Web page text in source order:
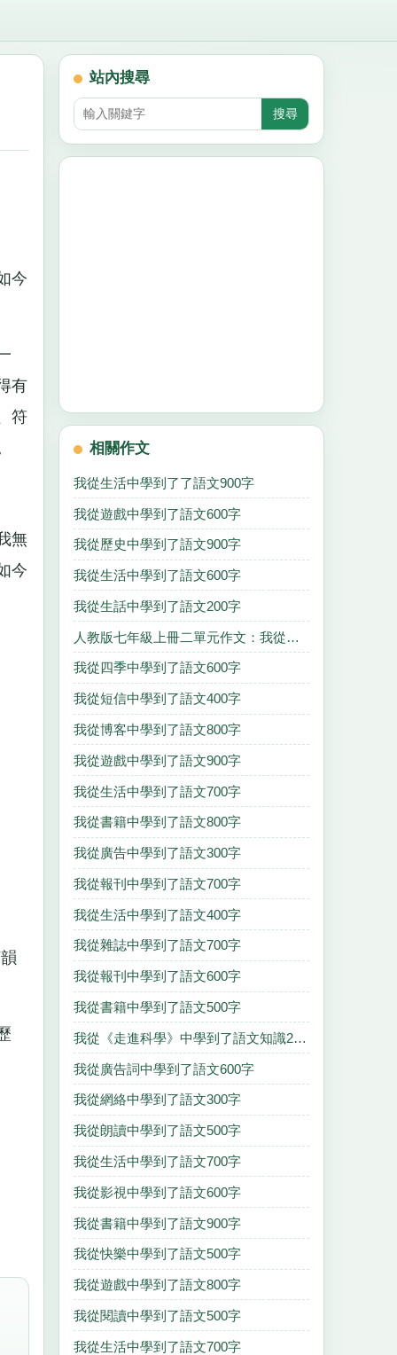
今
有
符
無
今
站內搜尋
相關作文
我從生活中學到了了語文900字
我從遊戲中學到了語文600字
我從歷史中學到了語文900字
我從生活中學到了語文600字
我從生話中學到了語文200字
人教版七年級上冊二單元作文：我從詩中學到了語文1100字
我從四季中學到了語文600字
我從短信中學到了語文400字
我從博客中學到了語文800字
我從遊戲中學到了語文900字
我從生活中學到了語文700字
我從書籍中學到了語文800字
我從廣告中學到了語文300字
我從報刊中學到了語文700字
我從生活中學到了語文400字
我從雜誌中學到了語文700字
我從報刊中學到了語文600字
我從書籍中學到了語文500字
我從《走進科學》中學到了語文知識2000字
我從廣告詞中學到了語文600字
我從網絡中學到了語文300字
我從朗讀中學到了語文500字
我從生活中學到了語文700字
我從影視中學到了語文600字
我從書籍中學到了語文900字
我從快樂中學到了語文500字
我從遊戲中學到了語文800字
我從閱讀中學到了語文500字
我從生活中學到了語文700字